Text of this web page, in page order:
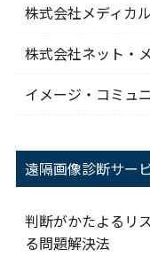
株式会社メディカ
株式会社ネット・
イメージ・コミュ
遠隔画像診断サー
判断がかたよるリ
る問題解決法